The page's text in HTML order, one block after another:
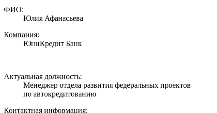
ФИО:
Юлия Афанасьева
Компания:
ЮниКредит Банк
Актуальная должность:
Менеджер отдела развития федеральных проектов
по автокредитованию
Контактная информация: